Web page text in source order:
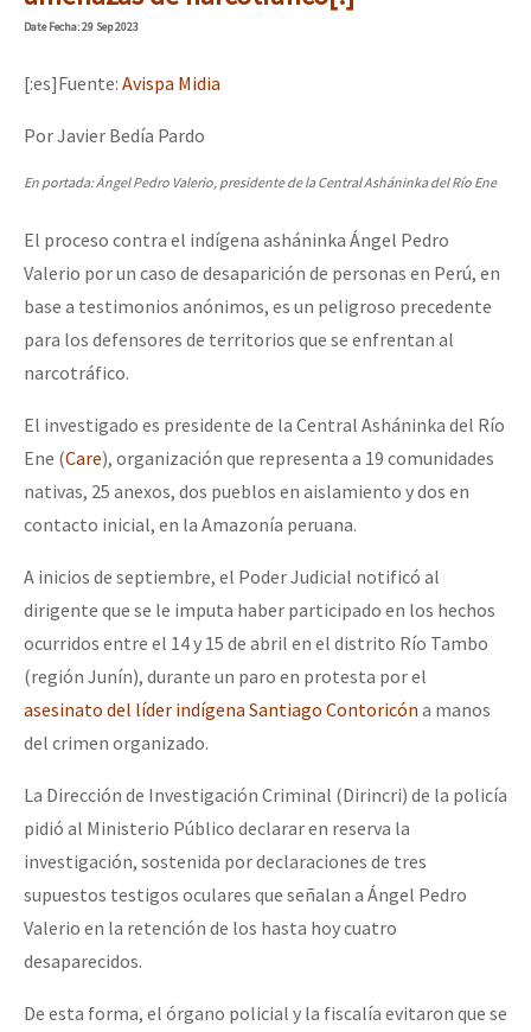
Mundo
Megaproyectos
Migración
Presos
Mujeres
Niñxs
ETIQUETAS
MULTIMEDIA
Video
Otras secciones
Semillero Guerra contra la Humanidad. (Las poblaciones y
la naturaleza bajo asedio)
Medios Libres
COVID-19
Contacto
Dia 1: Encontro “Guerra contra a Humanidade”
[CDMX – 20 julio] Jornadas globales por la libertad de Jesús
“Sonhando a Terra do Bem Virá” se publica no Estado Espanhol
[25 abr – CDMX] Tokín por el CNI: 30 años de Resistencia y
DateFecha: 29 Sep 2023
[:es]Fuente: Avispa Midia
Por Javier Bedía Pardo
En portada: Ángel Pedro Valerio, presidente de la Central Asháninka del Río Ene
El proceso contra el indígena asháninka Ángel Pedro
Valerio por un caso de desaparición de personas en Perú, en
base a testimonios anónimos, es un peligroso precedente
para los defensores de territorios que se enfrentan al
narcotráfico.
El investigado es presidente de la Central Asháninka del Río
Ene (Care), organización que representa a 19 comunidades
nativas, 25 anexos, dos pueblos en aislamiento y dos en
contacto inicial, en la Amazonía peruana.
A inicios de septiembre, el Poder Judicial notificó al
dirigente que se le imputa haber participado en los hechos
ocurridos entre el 14 y 15 de abril en el distrito Río Tambo
(región Junín), durante un paro en protesta por el
asesinato del líder indígena Santiago Contoricón a manos
del crimen organizado.
La Dirección de Investigación Criminal (Dirincri) de la policía
pidió al Ministerio Público declarar en reserva la
investigación, sostenida por declaraciones de tres
supuestos testigos oculares que señalan a Ángel Pedro
Valerio en la retención de los hasta hoy cuatro
desaparecidos.
De esta forma, el órgano policial y la fiscalía evitaron que se